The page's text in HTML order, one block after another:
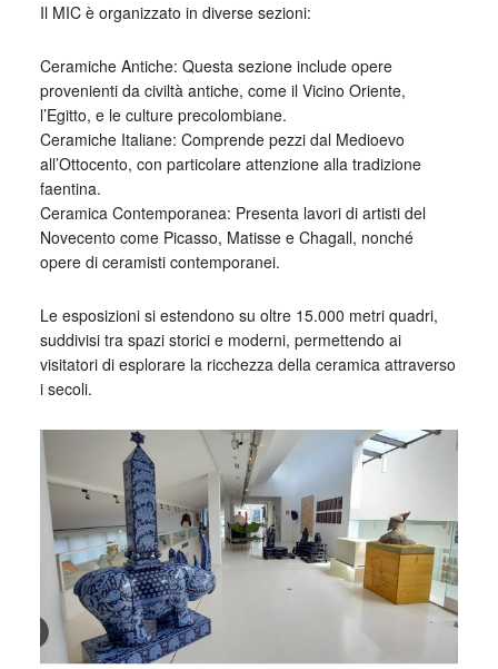
Il MIC è organizzato in diverse sezioni:
Ceramiche Antiche: Questa sezione include opere
provenienti da civiltà antiche, come il Vicino Oriente,
l’Egitto, e le culture precolombiane.
Ceramiche Italiane: Comprende pezzi dal Medioevo
all’Ottocento, con particolare attenzione alla tradizione
faentina.
Ceramica Contemporanea: Presenta lavori di artisti del
Novecento come Picasso, Matisse e Chagall, nonché
opere di ceramisti contemporanei.
Le esposizioni si estendono su oltre 15.000 metri quadri,
suddivisi tra spazi storici e moderni, permettendo ai
visitatori di esplorare la ricchezza della ceramica attraverso
i secoli.